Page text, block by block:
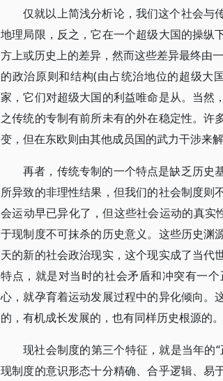
仅就以上简浅分析论，我们这个社会与
地理局限，反之，它在一个超级大国的操纵
方上或历史上的差异，然而这些差异最终由
的政治原则和结构(由占统治地位的超级大
家，它们对超级大国的利益唯命是从。当然
之传统的专制有前所未有的外在稳定性。
变，但在东欧则由其他成员国的武力干涉来
再者，传统专制的一个特点是缺乏历史
所异致的非理性结果，但我们的社会制度则
会运动早已异化了，但这些社会运动的真
于现制度不可抹杀的历史意义。这些历史渊
天的新的社会政治现实，这个现实成了当代
特点，就是对当时的社会矛盾和冲突有一
心，就孕育着运动发展过程中的异化倾向。
的，有机成长发展的，也有同样历史根源的
现社会制度的第三个特征，就是当年的
现制度的意识形态十分精确、合乎逻辑、易